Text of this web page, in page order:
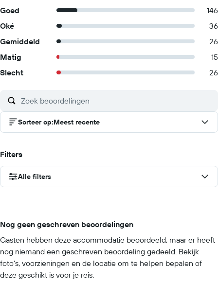
Goed
146
Oké
36
Gemiddeld
26
Matig
15
Slecht
26
Sorteer op:Meest recente
Filters
Alle filters
Nog geen geschreven beoordelingen
Gasten hebben deze accommodatie beoordeeld, maar er heeft
nog niemand een geschreven beoordeling gedeeld. Bekijk
foto’s, voorzieningen en de locatie om te helpen bepalen of
deze geschikt is voor je reis.